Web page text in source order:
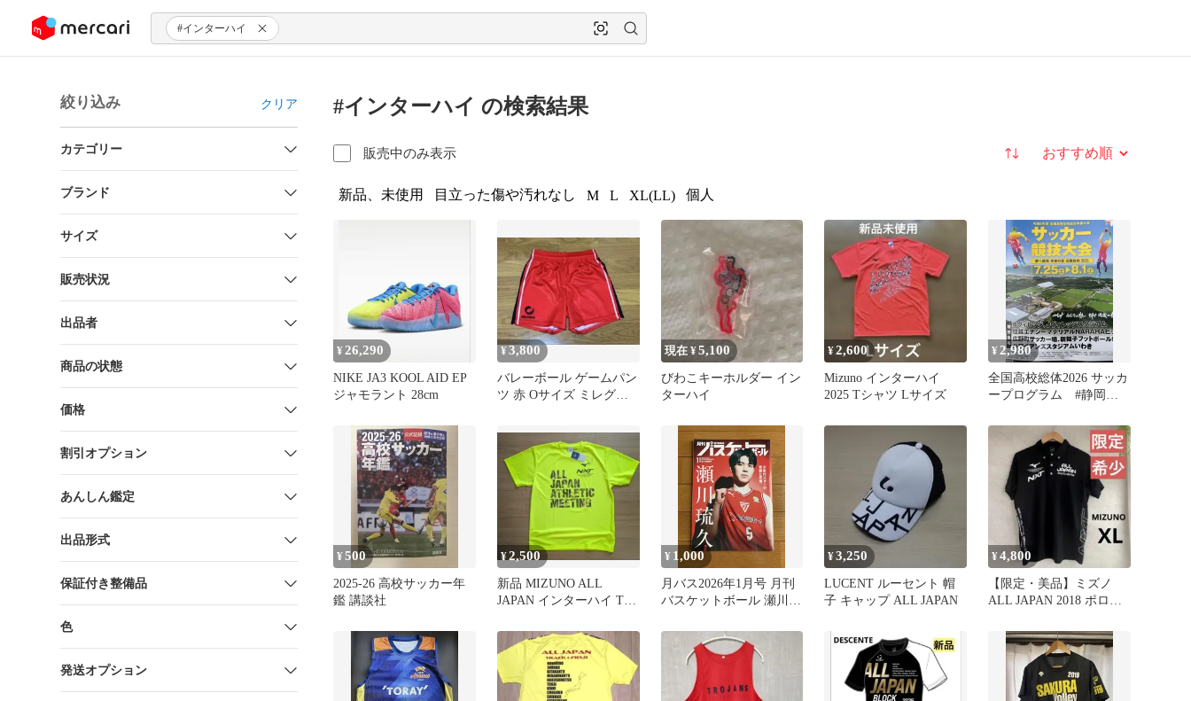
ツにスキップ #インターハイ
絞り込み クリア
カテゴリー
ブランド
サイズ
販売状況
出品者
商品の状態
価格
割引オプション
あんしん鑑定
出品形式
保証付き整備品
色
発送オプション
#インターハイ の検索結果
販売中のみ表示 並び替え
新品、未使用 目立った傷や汚れなし M L XL(LL) 個人
¥26,290
NIKE JA3 KOOL AID EP
ジャモラント 28cm
¥3,800
バレーボール ゲームパン
ツ 赤 Oサイズ ミレグラ
現在 ¥5,100
びわこキーホルダー イン
ターハイ
¥2,600
Mizuno インターハイ
2025 Tシャツ Lサイズ
¥ 2,980
全国高校総体2026 サッカ
ープログラム #静岡学
ターハイ
¥500
2025-26 高校サッカー年
鑑 講談社
¥2,500
新品 MIZUNO ALL
JAPAN インターハイ Tシ
¥ 1,000
月バス2026年1月号 月刊
バスケットボール 瀬川琉
¥3,250
LUCENT ルーセント 帽
子 キャップ ALL JAPAN
¥4,800
【限定・美品】ミズノ
ALL JAPAN 2018 ポロシ